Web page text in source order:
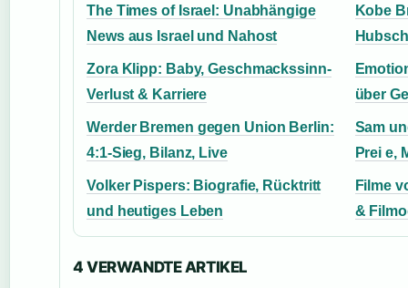
The Times of Israel: Unabhängige
News aus Israel und Nahost
Kobe
Zora Klipp: Baby, Geschmackssinn-
Verlust & Karriere
über
Werder Bremen gegen Union Berlin:
4:1-Sieg, Bilanz, Live
Sam
Prei e,
Volker Pispers: Biografie, Rücktritt
und heutiges Leben
Filme
&
4 VERWANDTE ARTIKEL